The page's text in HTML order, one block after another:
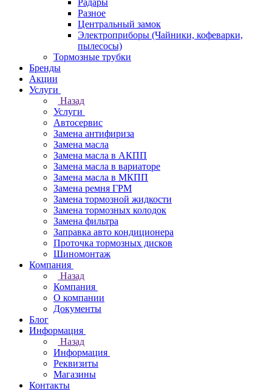
Радары
Разное
Центральный замок
Электроприборы (Чайники, кофеварки,
пылесосы)
Тормозные трубки
Бренды
Акции
Услуги
Назад
Услуги
Автосервис
Замена антифириза
Замена масла
Замена масла в АКПП
Замена масла в вариаторе
Замена масла в МКПП
Замена ремня ГРМ
Замена тормозной жидкости
Замена тормозных колодок
Замена фильтра
Заправка авто кондиционера
Проточка тормозных дисков
Шиномонтаж
Компания
Назад
Компания
О компании
Документы
Блог
Информация
Назад
Информация
Реквизиты
Магазины
Контакты